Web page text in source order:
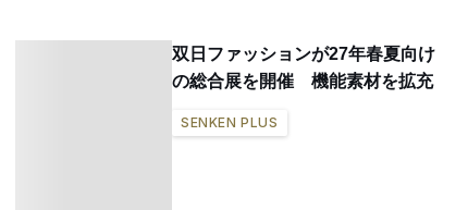
双日ファッションが27年春夏向け
の総合展を開催 機能素材を拡充
SENKEN PLUS